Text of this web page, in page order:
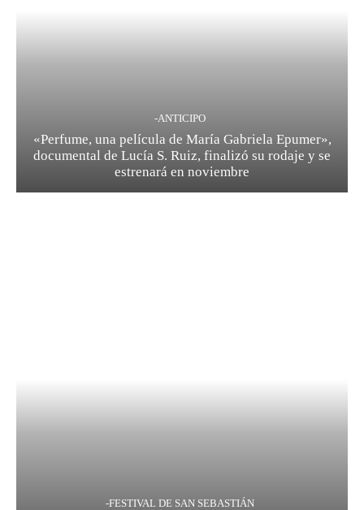
-ANTICIPO
«Perfume, una película de María Gabriela Epumer»,
documental de Lucía S. Ruiz, finalizó su rodaje y se
estrenará en noviembre
-FESTIVAL DE SAN SEBASTIÁN